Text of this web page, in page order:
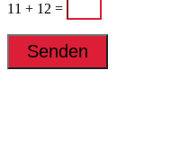
11 + 12 =
Senden